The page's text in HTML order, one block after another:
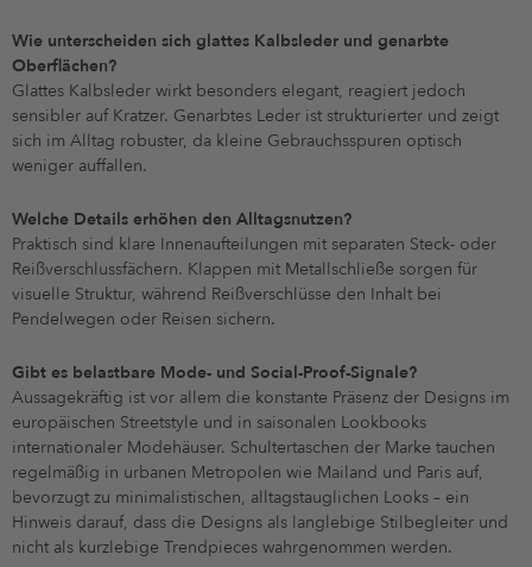
Wie unterscheiden sich glattes Kalbsleder und genarbte
Oberflächen?
Glattes Kalbsleder wirkt besonders elegant, reagiert jedoch
sensibler auf Kratzer. Genarbtes Leder ist strukturierter und zeigt
sich im Alltag robuster, da kleine Gebrauchsspuren optisch
weniger auffallen.
Welche Details erhöhen den Alltagsnutzen?
Praktisch sind klare Innenaufteilungen mit separaten Steck- oder
Reißverschlussfächern. Klappen mit Metallschließe sorgen für
visuelle Struktur, während Reißverschlüsse den Inhalt bei
Pendelwegen oder Reisen sichern.
Gibt es belastbare Mode- und Social-Proof-Signale?
Aussagekräftig ist vor allem die konstante Präsenz der Designs im
europäischen Streetstyle und in saisonalen Lookbooks
internationaler Modehäuser. Schultertaschen der Marke tauchen
regelmäßig in urbanen Metropolen wie Mailand und Paris auf,
bevorzugt zu minimalistischen, alltagstauglichen Looks – ein
Hinweis darauf, dass die Designs als langlebige Stilbegleiter und
nicht als kurzlebige Trendpieces wahrgenommen werden.